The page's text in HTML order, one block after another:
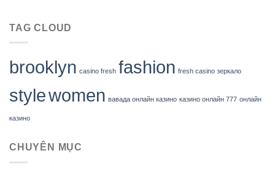
TAG CLOUD
brooklyn casino fresh fashion fresh casino зеркало
stylewomen вавада онлайн казино казино онлайн 777 онлайн
казино
CHUYÊN MỤC